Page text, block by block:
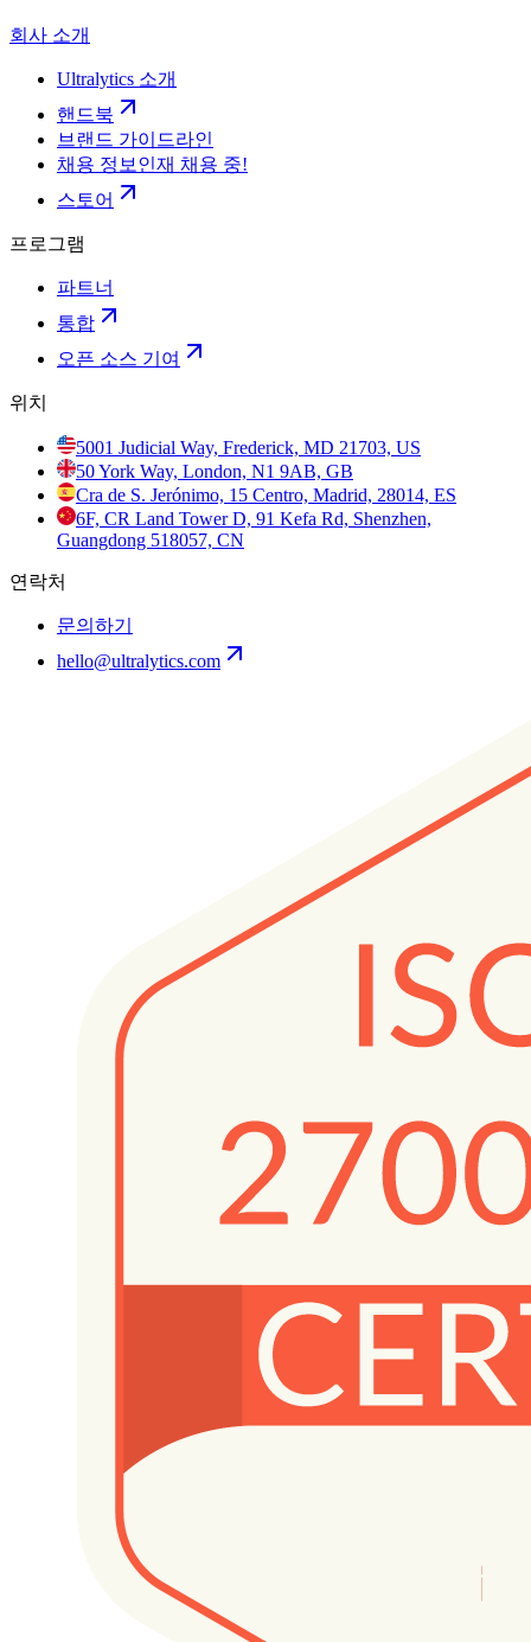
회사 소개
Ultralytics 소개
핸드북
브랜드 가이드라인
채용 정보 인재 채용 중!
스토어
프로그램
파트너
통합
오픈 소스 기여
위치
5001 Judicial Way, Frederick, MD 21703, US
50 York Way, London, N1 9AB, GB
Cra de S. Jerónimo, 15 Centro, Madrid, 28014, ES
6F, CR Land Tower D, 91 Kefa Rd, Shenzhen,
Guangdong 518057, CN
연락처
문의하기
hello@ultralytics.com